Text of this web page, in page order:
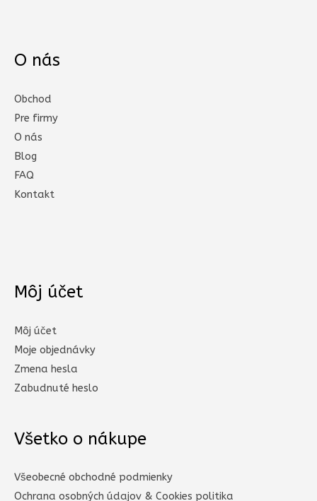
O nás
Obchod
Pre firmy
O nás
Blog
FAQ
Kontakt
Môj účet
Môj účet
Moje objednávky
Zmena hesla
Zabudnuté heslo
Všetko o nákupe
Všeobecné obchodné podmienky
Ochrana osobných údajov & Cookies politika